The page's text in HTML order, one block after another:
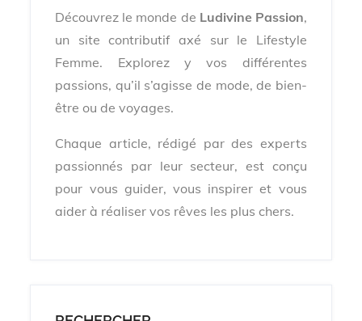
Découvrez le monde de Ludivine Passion,
un site contributif axé sur le Lifestyle
Femme. Explorez y vos différentes
passions, qu’il s’agisse de mode, de bien-
être ou de voyages.
Chaque article, rédigé par des experts
passionnés par leur secteur, est conçu
pour vous guider, vous inspirer et vous
aider à réaliser vos rêves les plus chers.